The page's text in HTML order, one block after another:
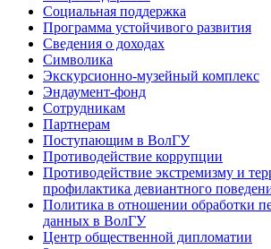
Социальная поддержка
Программа устойчивого развития
Сведения о доходах
Символика
Экскурсионно-музейный комплекс
Эндаумент-фонд
Сотрудникам
Партнерам
Поступающим в ВолГУ
Противодействие коррупции
Противодействие экстремизму и
профилактика девиантного
Политика в отношении обработки
данных в ВолГУ
Центр общественной дипломатии